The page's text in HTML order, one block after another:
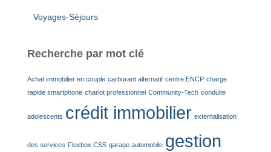
Voyages-Séjours
Recherche par mot clé
Achat immobilier en couple carburant alternatif centre ENCP charge
rapide smartphone chariot professionnel Community-Tech conduite
adolescents crédit immobilier externalisation
des services Flexbox CSS garage automobile gestion